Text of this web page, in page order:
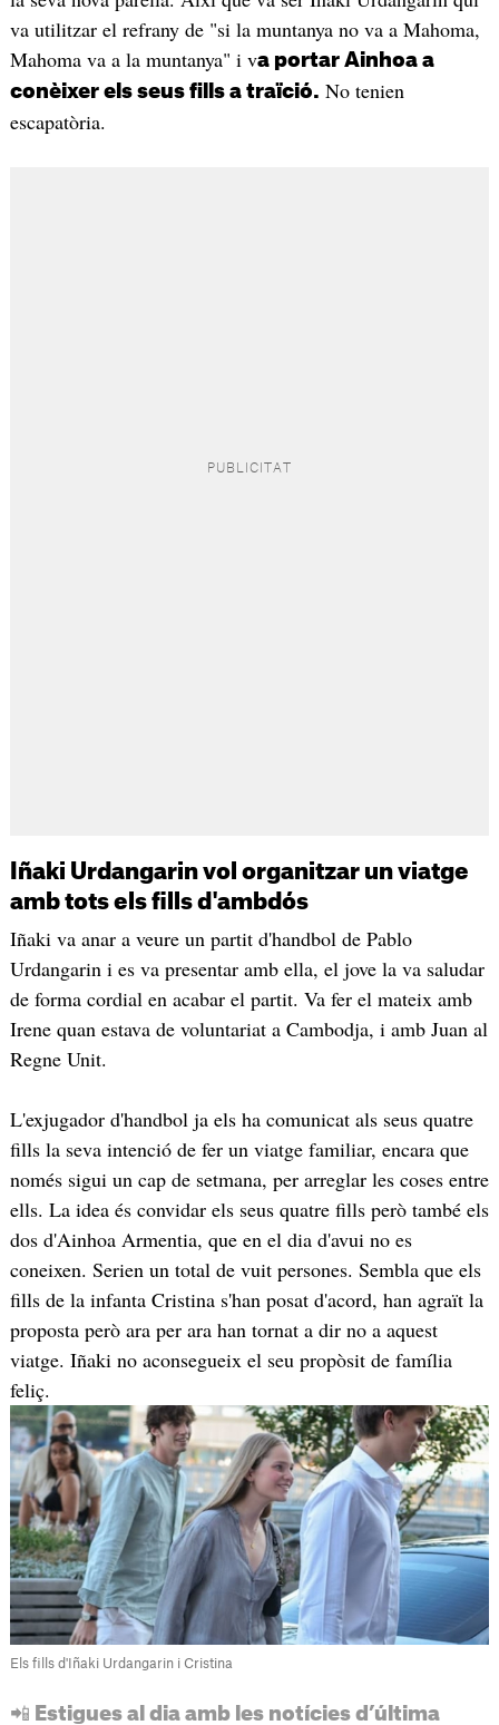
va utilitzar el refrany de "si la muntanya no va a Mahoma,
Mahoma va a la muntanya" i va portar Ainhoa a
conèixer els seus fills a traïció. No tenien
escapatòria.
Iñaki Urdangarin vol organitzar un viatge
amb tots els fills d'ambdós
Iñaki va anar a veure un partit d'handbol de Pablo
Urdangarin i es va presentar amb ella, el jove la va saludar
de forma cordial en acabar el partit. Va fer el mateix amb
Irene quan estava de voluntariat a Cambodja, i amb Juan al
Regne Unit.
L'exjugador d'handbol ja els ha comunicat als seus quatre
fills la seva intenció de fer un viatge familiar, encara que
només sigui un cap de setmana, per arreglar les coses entre
ells. La idea és convidar els seus quatre fills però també els
dos d'Ainhoa Armentia, que en el dia d'avui no es
coneixen. Serien un total de vuit persones. Sembla que els
fills de la infanta Cristina s'han posat d'acord, han agraït la
proposta però ara per ara han tornat a dir no a aquest
viatge. Iñaki no aconsegueix el seu propòsit de família
feliç.
Els fills d'Iñaki Urdangarin i Cristina
📲 Estigues al dia amb les notícies d’última